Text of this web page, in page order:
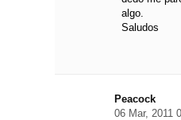
algo.
Saludos
Peacock
06 Mar, 2011